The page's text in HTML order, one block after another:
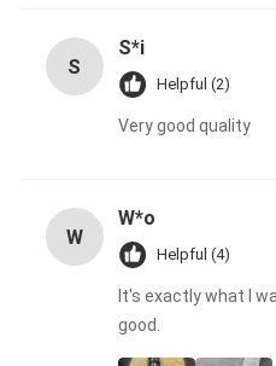
S
S*i
Helpful (2)
Very good quality
W
W*o
Helpful (4)
It's exactly what I
good.